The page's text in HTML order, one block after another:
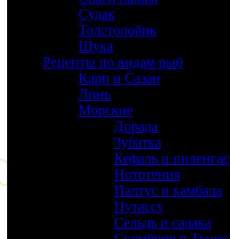
Судак
Толстолобик
Щука
Рецепты по видам рыб
Карп и Сазан
Линь
Морские
Дорада
Зубатка
Кефаль и пиленгас
Нототения
Палтус и камбала
Путассу
Сельдь и салака